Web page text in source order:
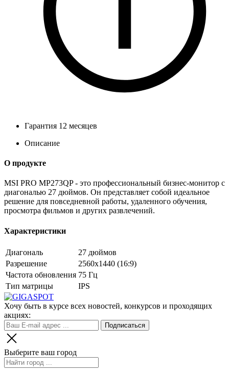
Гарантия 12 месяцев
Описание
О продукте
MSI PRO MP273QP - это профессиональный бизнес-монитор с
диагональю 27 дюймов. Он представляет собой идеальное
решение для повседневной работы, удаленного обучения,
просмотра фильмов и других развлечений.
Характеристики
Диагональ
27 дюймов
Разрешение
2560x1440 (16:9)
Частота обновления 75 Гц
Тип матрицы
IPS
Хочу быть в курсе всех новостей, конкурсов и проходящих
акциях:
Выберите ваш город